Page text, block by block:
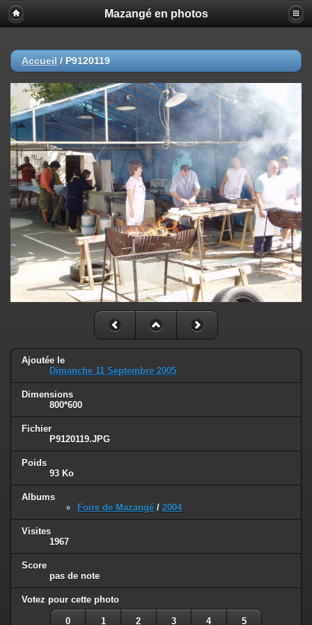
Mazangé en photos
Accueil / P9120119
Ajoutée le
Dimanche 11 Septembre 2005
Dimensions
800*600
Fichier
P9120119.JPG
Poids
93 Ko
Albums
Foire de Mazangé / 2004
Visites
1967
Score
pas de note
Votez pour cette photo
0 1 2 3 4 5